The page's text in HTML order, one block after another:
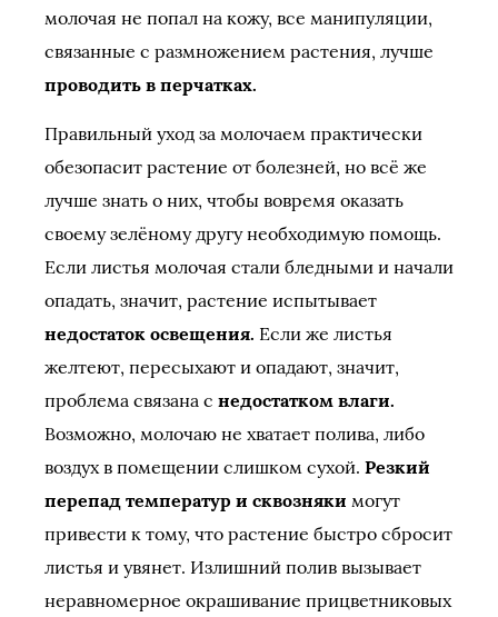
молочая не попал на кожу, все манипуляции,
связанные с размножением растения, лучше
проводить в перчатках.
Правильный уход за молочаем практически
обезопасит растение от болезней, но всё же
лучше знать о них, чтобы вовремя оказать
своему зелёному другу необходимую помощь.
Если листья молочая стали бледными и начали
опадать, значит, растение испытывает
недостаток освещения. Если же листья
желтеют, пересыхают и опадают, значит,
проблема связана с недостатком влаги.
Возможно, молочаю не хватает полива, либо
воздух в помещении слишком сухой. Резкий
перепад температур и сквозняки могут
привести к тому, что растение быстро сбросит
листья и увянет. Излишний полив вызывает
неравномерное окрашивание прицветниковых